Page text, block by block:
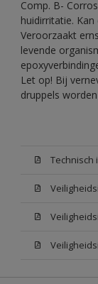
Comp. B-
huidirritatie.
Veroorzaakt
levende
Let op! Bij
druppels